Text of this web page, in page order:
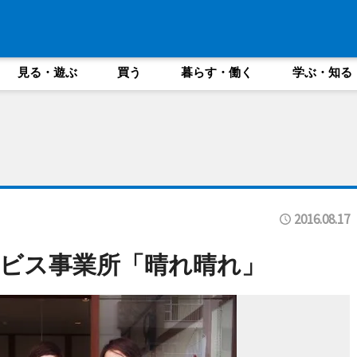
見る・遊ぶ 買う 暮らす・働く 学ぶ・知る
2016.08.17
ス事業所「晴れ晴れ」